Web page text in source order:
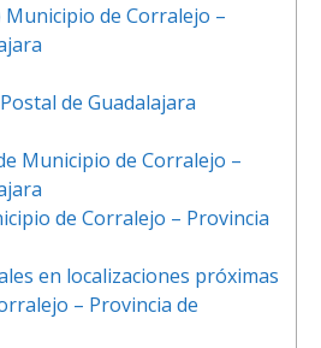
Municipio de Corralejo –
de Guadalajara
Municipio de Corralejo –
de Corralejo – Provincia
en localizaciones próximas
– Provincia de